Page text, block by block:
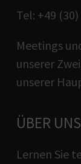
Tel: +49
Meetings
unserer
unserer
ÜBER UNS
Lernen Sie